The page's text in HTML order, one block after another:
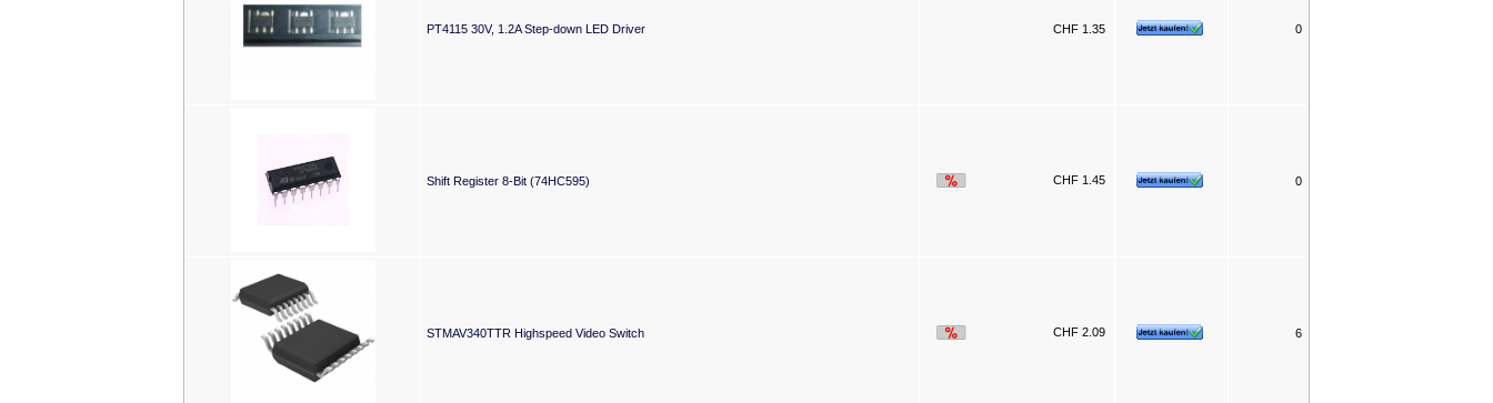
PT4115 30V, 1.2A Step-down LED Driver CHF 1.35 0
Shift Register 8-Bit (74HC595) CHF 1.45 0
STMAV340TTR Highspeed Video Switch CHF 2.09 6